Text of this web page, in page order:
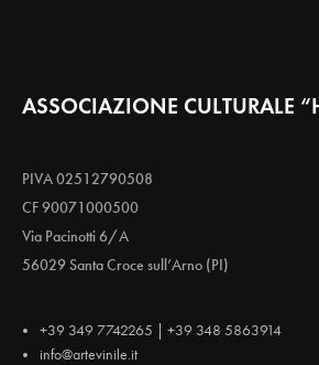
ASSOCIAZIONE CULTURALE
PIVA 02512790508
CF 90071000500
Via Pacinotti 6/A
56029 Santa Croce sull’Arno (PI)
+39 349 7742265 | +39 348 5863914
info@artevinile.it